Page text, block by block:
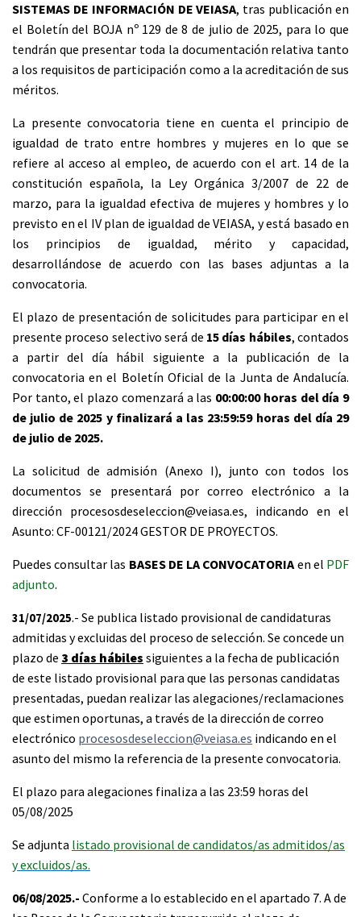
SISTEMAS DE INFORMACIÓN DE VEIASA, tras publicación en
el Boletín del BOJA nº 129 de 8 de julio de 2025, para lo que
tendrán que presentar toda la documentación relativa tanto
a los requisitos de participación como a la acreditación de sus
méritos.
La presente convocatoria tiene en cuenta el principio de
igualdad de trato entre hombres y mujeres en lo que se
refiere al acceso al empleo, de acuerdo con el art. 14 de la
constitución española, la Ley Orgánica 3/2007 de 22 de
marzo, para la igualdad efectiva de mujeres y hombres y lo
previsto en el IV plan de igualdad de VEIASA, y está basado en
los principios de igualdad, mérito y capacidad,
desarrollándose de acuerdo con las bases adjuntas a la
convocatoria.
El plazo de presentación de solicitudes para participar en el
presente proceso selectivo será de 15 días hábiles, contados
a partir del día hábil siguiente a la publicación de la
convocatoria en el Boletín Oficial de la Junta de Andalucía.
Por tanto, el plazo comenzará a las 00:00:00 horas del día 9
de julio de 2025 y finalizará a las 23:59:59 horas del día 29
de julio de 2025.
La solicitud de admisión (Anexo I), junto con todos los
documentos se presentará por correo electrónico a la
dirección procesosdeseleccion@veiasa.es, indicando en el
Asunto: CF-00121/2024 GESTOR DE PROYECTOS.
Puedes consultar las BASES DE LA CONVOCATORIAen el PDF
adjunto.
31/07/2025.- Se publica listado provisional de candidaturas
admitidas y excluidas del proceso de selección. Se concede un
plazo de 3 días hábiles siguientes a la fecha de publicación
de este listado provisional para que las personas candidatas
presentadas, puedan realizar las alegaciones/reclamaciones
que estimen oportunas, a través de la dirección de correo
electrónico procesosdeseleccion@veiasa.es indicando en el
asunto del mismo la referencia de la presente convocatoria.
El plazo para alegaciones finaliza a las 23:59 horas del
05/08/2025
Se adjunta listado provisional de candidatos/as admitidos/as
y excluidos/as.
06/08/2025.- Conforme a lo establecido en el apartado 7. A de